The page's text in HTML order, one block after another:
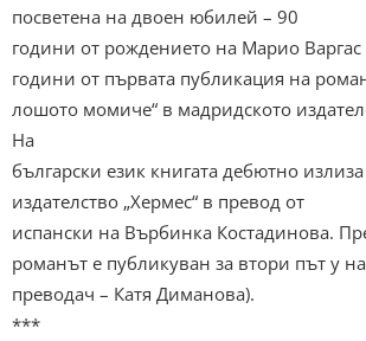
посветена на двоен юбилей – 90
години от рождението на Марио
години от първата публикация на
лошото момиче“ в мадридското
На
български език книгата дебютно
издателство „Хермес“ в превод от
испански на Върбинка Костадинова.
романът е публикуван за втори път у
преводач – Катя Диманова).
***